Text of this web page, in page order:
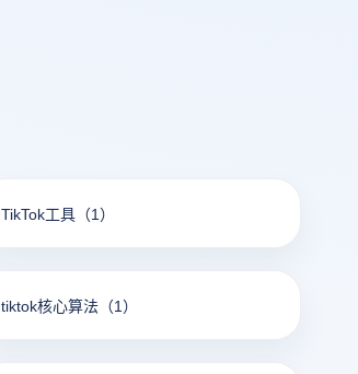
TikTok工具 （1）
tiktok核心算法 （1）